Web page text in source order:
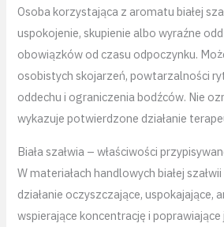
Osoba korzystająca z aromatu białej
uspokojenie, skupienie albo wyraźne
obowiązków od czasu odpoczynku.
osobistych skojarzeń, powtarzalności
oddechu i ograniczenia bodźców. Nie
wykazuje potwierdzone działanie
Biała szałwia – właściwości
W materiałach handlowych białej
działanie oczyszczające, uspokajające,
wspierające koncentrację i poprawiające